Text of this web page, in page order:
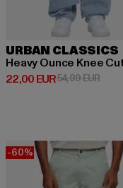
URBAN CLASSICS
Heavy Ounce Knee
22,00 EUR
Derzeitiger Preis: 22,00
54,99 EUR
-60%